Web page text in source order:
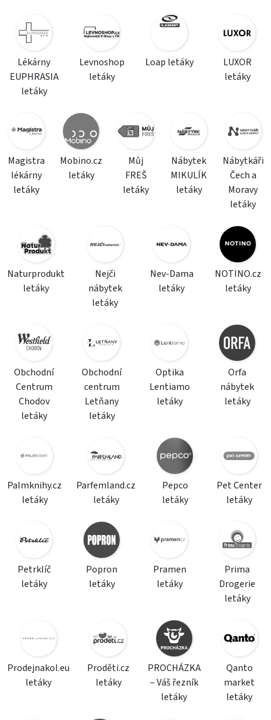
Lékárny
EUPHRASIA
letáky
Levnoshop
letáky
Loap letáky
LUXOR
letáky
Magistra
lékárny
letáky
Mobino.cz
letáky
Můj
FREŠ
letáky
Nábytek
MIKULÍK
letáky
Nábytkáři
Čech a
Moravy
letáky
Naturprodukt
letáky
Nejči
nábytek
letáky
Nev-Dama
letáky
NOTINO.cz
letáky
Obchodní
Centrum
Chodov
letáky
Obchodní
centrum
Letňany
letáky
Optika
Lentiamo
letáky
Orfa
nábytek
letáky
Palmknihy.cz
letáky
Parfemland.cz
letáky
Pepco
letáky
Pet Center
letáky
Petrklíč
letáky
Popron
letáky
Pramen
letáky
Prima
Drogerie
letáky
Prodejnakol.eu
letáky
Proděti.cz
letáky
PROCHÁZKA
– Váš řezník
letáky
Qanto
market
letáky